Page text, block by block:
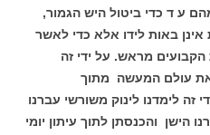
ע ד כדי ביטול היש הגמור,
באות לידו אלא כדי לאשר
מראש. על ידי זה
עולם המעשה מתוך
זה לימדנו לינוק משורשי עברנו
הישן והכנסתן לתוך עיתון יומי